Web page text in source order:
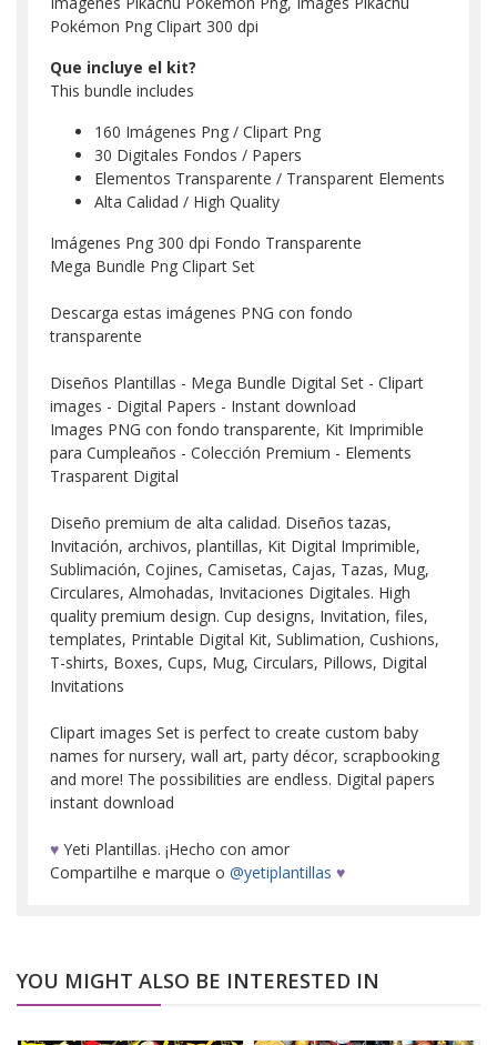
Pokémon Png Clipart 300 dpi
Que incluye el kit?
This bundle includes
160 Imágenes Png / Clipart Png
30 Digitales Fondos / Papers
Elementos Transparente / Transparent Elements
Alta Calidad / High Quality
Imágenes Png 300 dpi Fondo Transparente
Mega Bundle Png Clipart Set
Descarga estas imágenes PNG con fondo
transparente
Diseños Plantillas - Mega Bundle Digital Set - Clipart
images - Digital Papers - Instant download
Images PNG con fondo transparente, Kit Imprimible
para Cumpleaños - Colección Premium - Elements
Trasparent Digital
Diseño premium de alta calidad. Diseños tazas,
Invitación, archivos, plantillas, Kit Digital Imprimible,
Sublimación, Cojines, Camisetas, Cajas, Tazas, Mug,
Circulares, Almohadas, Invitaciones Digitales. High
quality premium design. Cup designs, Invitation, files,
templates, Printable Digital Kit, Sublimation, Cushions,
T-shirts, Boxes, Cups, Mug, Circulars, Pillows, Digital
Invitations
Clipart images Set is perfect to create custom baby
names for nursery, wall art, party décor, scrapbooking
and more! The possibilities are endless. Digital papers
instant download
♥ Yeti Plantillas. ¡Hecho con amor
Compartilhe e marque o @yetiplantillas ♥
YOU MIGHT ALSO BE INTERESTED IN